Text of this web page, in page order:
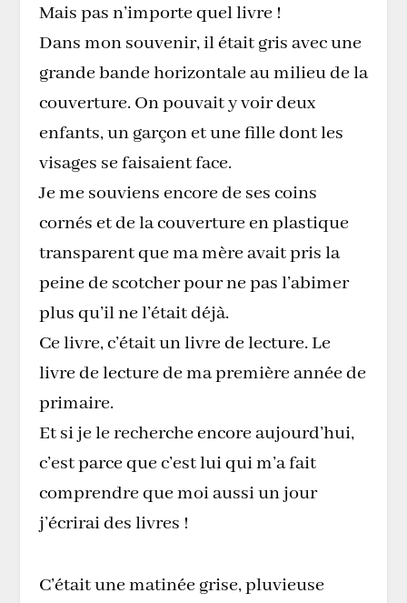
Mais pas n’importe quel livre !
Dans mon souvenir, il était gris avec une
grande bande horizontale au milieu de la
couverture. On pouvait y voir deux
enfants, un garçon et une fille dont les
visages se faisaient face.
Je me souviens encore de ses coins
cornés et de la couverture en plastique
transparent que ma mère avait pris la
peine de scotcher pour ne pas l’abimer
plus qu’il ne l’était déjà.
Ce livre, c’était un livre de lecture. Le
livre de lecture de ma première année de
primaire.
Et si je le recherche encore aujourd’hui,
c’est parce que c’est lui qui m’a fait
comprendre que moi aussi un jour
j’écrirai des livres !
C’était une matinée grise, pluvieuse